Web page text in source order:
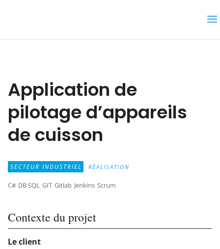
Application de
pilotage d’appareils
de cuisson
SECTEUR INDUSTRIEL RÉALISATION
C# DB SQL GIT Gitlab Jenkins Scrum
Contexte du projet
Le client